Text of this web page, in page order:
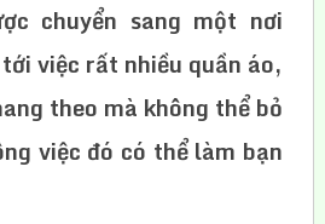
chuyển sang một nơi
việc rất nhiều quần áo,
theo mà không thể bỏ
việc đó có thể làm bạn